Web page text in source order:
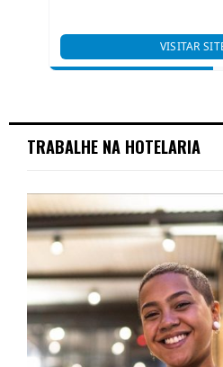
TRABALHE NA HOTELARIA